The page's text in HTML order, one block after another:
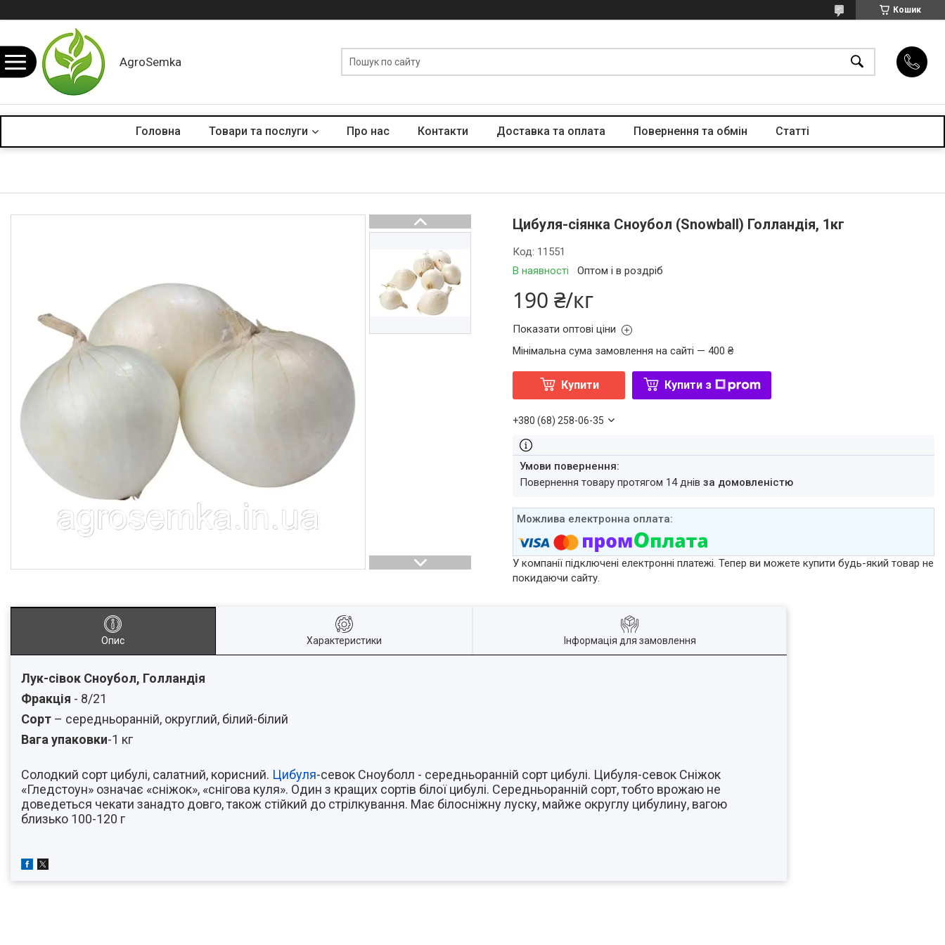
Кошик
AgroSemka
Головна Товари та послуги Про нас Контакти Доставка та оплата Повернення та обмін Статті
Цибуля-сіянка Сноубол (Snowball) Голландія, 1кг
В наявності Оптом і в роздріб
Код: 11551
190 ₴/кг
Показати оптові ціни
Мінімальна сума замовлення на сайті — 400 ₴
Купити Купити з
+380 (68) 258-06-35
повернення товару протягом 14 днівза домовленістю
У компанії підключені електронні платежі. Тепер ви можете купити будь-який товар не
покидаючи сайту.
Опис Характеристики Інформація для замовлення
Лук-сівок Сноубол, Голландія
Фракція - 8/21
Сорт – середньоранній, округлий, білий-білий
Вага упаковки-1 кг
Солодкий сорт цибулі, салатний, корисний. Цибуля-севок Сноуболл - середньоранній сорт цибулі. Цибуля-севок Сніжок
«Гледстоун» означає «сніжок», «снігова куля». Один з кращих сортів білої цибулі. Середньоранній сорт, тобто врожаю не
доведеться чекати занадто довго, також стійкий до стрілкування. Має білосніжну луску, майже округлу цибулину, вагою
близько 100-120 г